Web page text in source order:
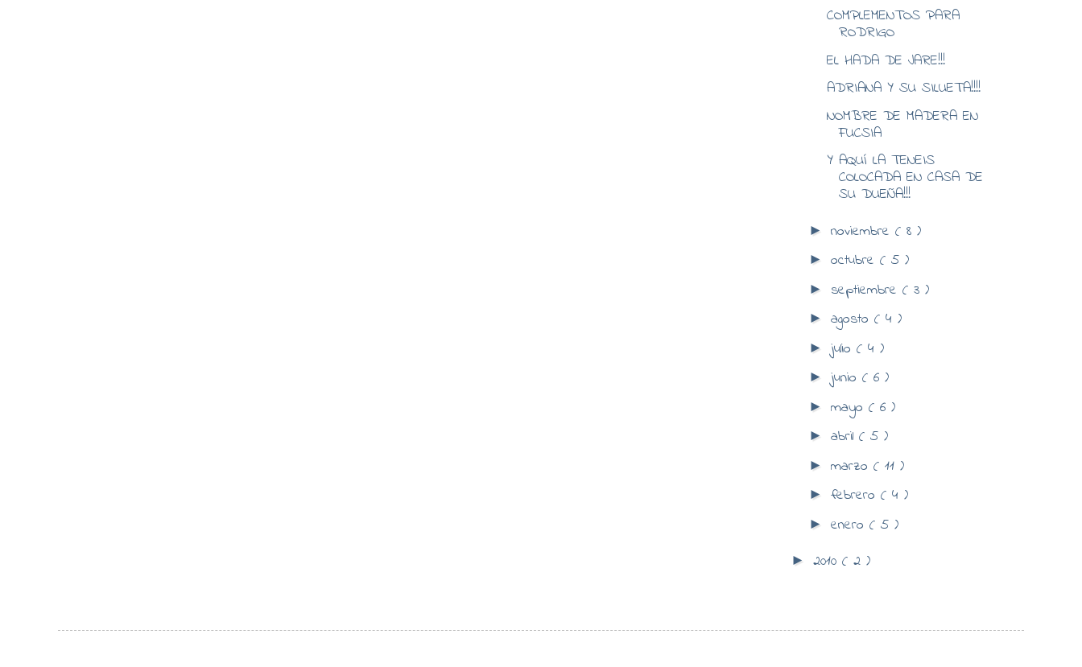
COMPLEMENTOS PARA
RODRIGO
EL HADA DE JARE!!!
ADRIANA Y SU SILUETA!!!!
NOMBRE DE MADERA EN
FUCSIA
Y AQUÍ LA TENEIS
COLOCADA EN CASA DE
SU DUEÑA!!!
► noviembre ( 8 )
► octubre ( 5 )
► septiembre ( 3 )
► agosto ( 4 )
► julio ( 4 )
► junio ( 6 )
► mayo ( 6 )
► abril ( 5 )
► marzo ( 11 )
► febrero ( 4 )
► enero ( 5 )
► 2010 ( 2 )